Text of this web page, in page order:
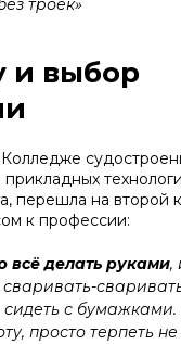
троек»
и выбор
перешла на второй
к профессии:
всё делать руками,
сидеть с
просто терпеть не